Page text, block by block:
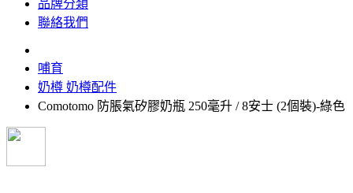
品牌分類
聯絡我們
哺育
奶樽 奶樽配件
Comotomo 防脹氣矽膠奶瓶 250毫升 / 8安士 (2個裝)-綠色